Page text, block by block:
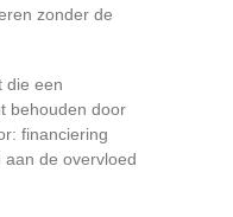
zonder de
die een
behouden door
financiering
de overvloed